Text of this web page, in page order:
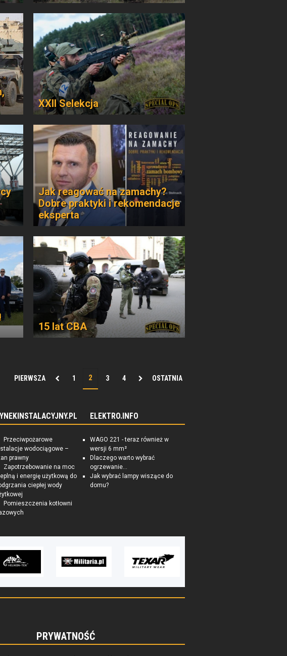
XXII Selekcja
Jak reagować na zamachy?
Dobre praktyki i rekomendacje
eksperta
15 lat CBA
PIERWSZA 1 3 4 OSTATNIA
Przeciwpożarowe
wodociągowe –
prawny
Zapotrzebowanie na moc
i energię użytkową do
ciepłej wody
Pomieszczenia kotłowni
ELEKTRO.INFO
WAGO 221 - teraz również w
wersji 6 mm²
Dlaczego warto wybrać
ogrzewanie...
Jak wybrać lampy wiszące do
domu?
PRYWATNOŚĆ